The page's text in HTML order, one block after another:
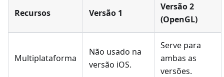
Recursos Versão 1
Versão 2
(OpenGL)
Multiplataforma
Não usado na
versão iOS.
Serve para
ambas as
versões.